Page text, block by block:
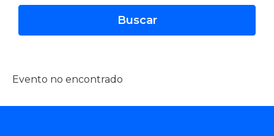
Evento no encontrado